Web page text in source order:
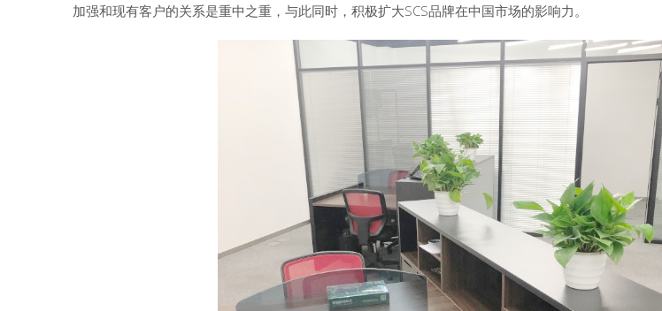
加强和现有客户的关系是重中之重，与此同时，积极扩大SCS品牌在中国市场的影响力。